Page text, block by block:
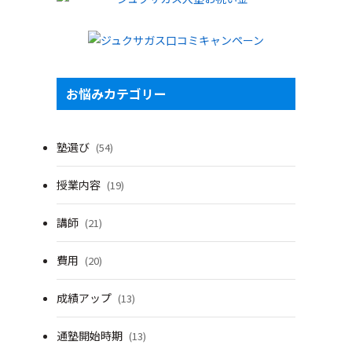
お悩みカテゴリー
塾選び (54)
授業内容 (19)
講師 (21)
費用 (20)
成績アップ (13)
通塾開始時期 (13)